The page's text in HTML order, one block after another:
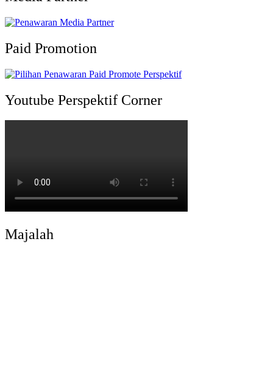
Paid Promotion
Youtube Perspektif Corner
Majalah